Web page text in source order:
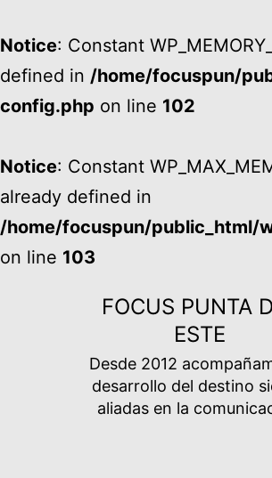
Notice: Constant
defined in /home/focuspun/
config.php on line 102
Notice: Constant
already defined in
/home/focuspun/public_html/
on line 103
FOCUS PUNTA
ESTE
Desde 2012
desarrollo del destino
aliadas en la